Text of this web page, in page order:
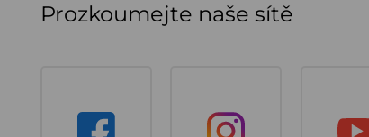
Prozkoumejte naše sítě